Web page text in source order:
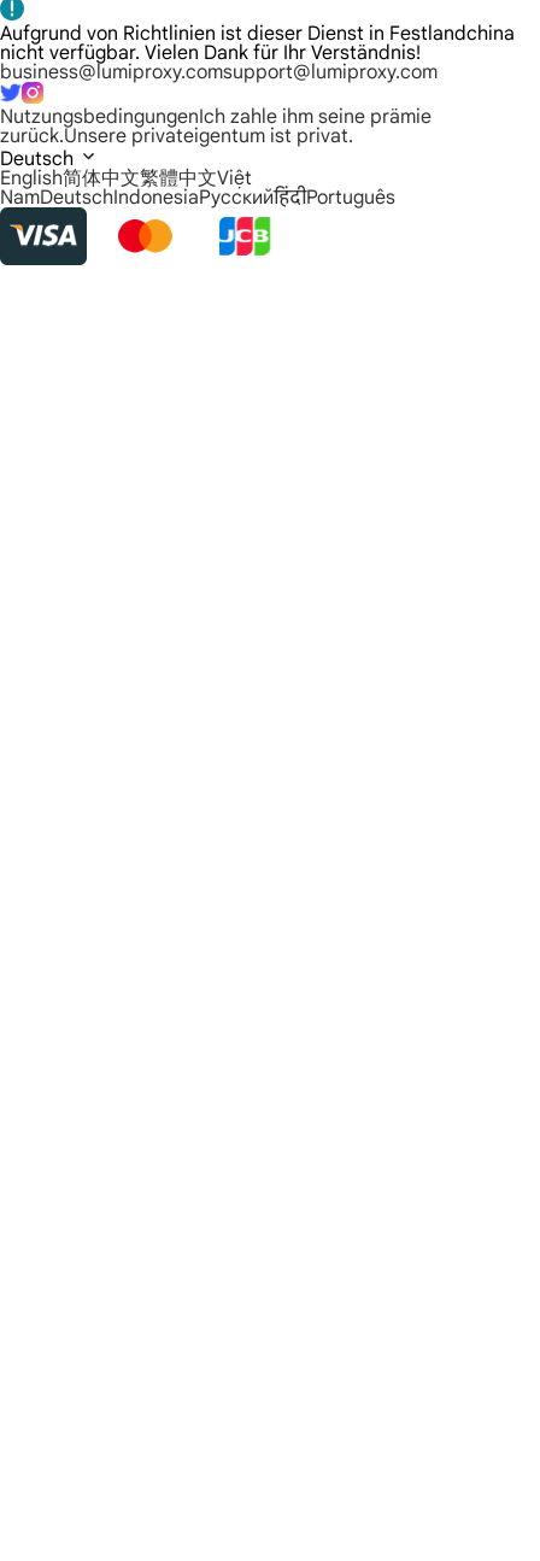
Aufgrund von Richtlinien ist dieser Dienst in Festlandchina
nicht verfügbar. Vielen Dank für Ihr Verständnis!
business@lumiproxy.comsupport@lumiproxy.com
NutzungsbedingungenIch zahle ihm seine prämie
zurück.Unsere privateigentum ist privat.
Deutsch
English简体中文繁體中文Việt
NamDeutschIndonesiaРусскийहिंदीPortuguês